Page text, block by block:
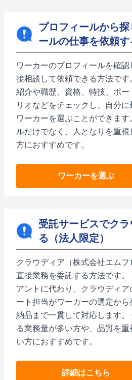
プロフィールから
ールの仕事を依頼す
ワーカーのプロフィールを確認
接相談して依頼できる方法です
紹介や職歴、資格、特技、ポー
リオなどをチェックし、自分に
ワーカーを選ぶことができます
ルだけでなく、人となりを重視
方におすすめです。
ワーカーを選ぶ
受託サービスでク
る（法人限定）
クラウディア（株式会社エムフ
直接業務を委託する方法です。
アントに代わり、クラウディア
ート担当がワーカーの選定から
納品まで一貫して対応します。
る業務量が多い方や、品質を重
い方におすすめです。
詳細はこちら